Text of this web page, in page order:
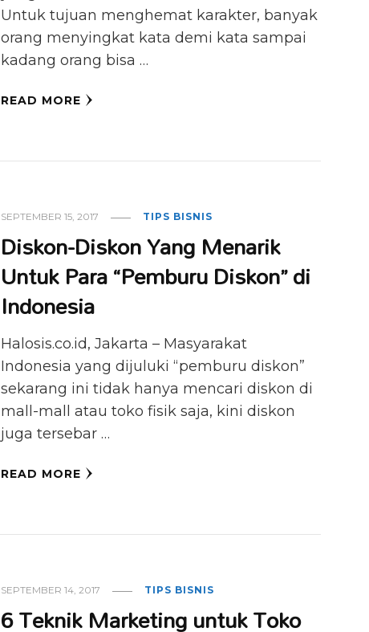
Untuk tujuan menghemat karakter, banyak
orang menyingkat kata demi kata sampai
kadang orang bisa …
READ MORE
SEPTEMBER 15, 2017 TIPS BISNIS
Diskon-Diskon Yang Menarik
Untuk Para “Pemburu Diskon” di
Indonesia
Halosis.co.id, Jakarta – Masyarakat
Indonesia yang dijuluki “pemburu diskon”
sekarang ini tidak hanya mencari diskon di
mall-mall atau toko fisik saja, kini diskon
juga tersebar …
READ MORE
SEPTEMBER 14, 2017 TIPS BISNIS
6 Teknik Marketing untuk Toko